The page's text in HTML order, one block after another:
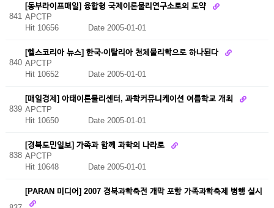
841
[동부라이프매일] 융합형 국제이론물리연구소로의 도약
APCTP
Hit 10656
Date 2005-01-01
840
[헬스코리아 뉴스] 한국-이탈리아 천체물리학으로 하나된다
APCTP
Hit 10652
Date 2005-01-01
839
[매일경제] 아태이론물리센터, 과학커뮤니케이션 여름학교 개최
APCTP
Hit 10650
Date 2005-01-01
838
[경북도민일보] 가족과 함께 과학의 나라로
APCTP
Hit 10648
Date 2005-01-01
[PARAN 미디어] 2007 경북과학축전 개막 포항 가족과학축제 병행 실시